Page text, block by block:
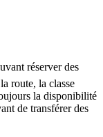
réserver des
route, la classe
la disponibilité
de transférer des